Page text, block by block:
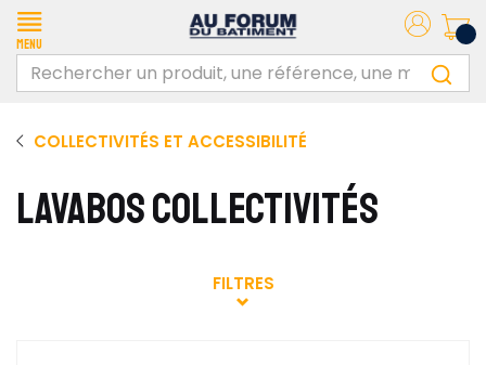
Menu
COLLECTIVITÉS ET ACCESSIBILITÉ
LAVABOS COLLECTIVITÉS
FILTRES